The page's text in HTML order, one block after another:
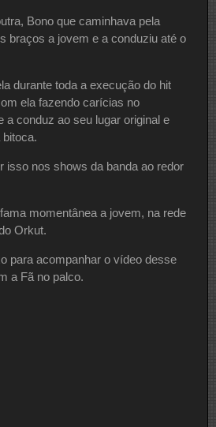
Bono que caminhava pela
braços a jovem e a conduziu até o
durante toda a execução do hit
ela fazendo carícias no
a conduz ao seu lugar original e
isso nos shows da banda ao redor
momentânea a jovem, na rede
Orkut.
para acompanhar o vídeo desse
a Fã no palco.